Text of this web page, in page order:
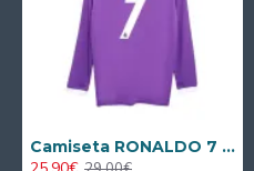
Camiseta RONALDO 7 Calidad Premium Real Madrid Away 2016/17 Retro ML